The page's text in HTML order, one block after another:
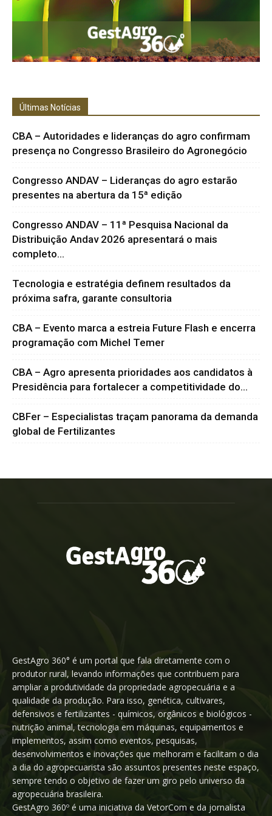
Últimas Notícias
CBA – Autoridades e lideranças do agro confirmam
presença no Congresso Brasileiro do Agronegócio
Congresso ANDAV – Lideranças do agro estarão
presentes na abertura da 15ª edição
Congresso ANDAV – 11ª Pesquisa Nacional da
Distribuição Andav 2026 apresentará o mais
completo...
Tecnologia e estratégia definem resultados da
próxima safra, garante consultoria
CBA – Evento marca a estreia Future Flash e encerra
programação com Michel Temer
CBA – Agro apresenta prioridades aos candidatos à
Presidência para fortalecer a competitividade do...
CBFer – Especialistas traçam panorama da demanda
global de Fertilizantes
GestAgro 360° é um portal que fala diretamente com o
produtor rural, levando informações que contribuem para
ampliar a produtividade da propriedade agropecuária e a
qualidade da produção. Para isso, genética, cultivares,
defensivos e fertilizantes - químicos, orgânicos e biológicos -
nutrição animal, tecnologia em máquinas, equipamentos e
implementos, assim como eventos, pesquisas,
desenvolvimentos e inovações que melhoram e facilitam o dia
a dia do agropecuarista são assuntos presentes neste espaço,
sempre tendo o objetivo de fazer um giro pelo universo da
agropecuária brasileira.
GestAgro 360º é uma iniciativa da VetorCom e da jornalista